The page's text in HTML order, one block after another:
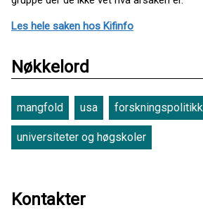
Les hele saken hos Kifinfo
Nøkkelord
mangfold usa forskningspolitikk
universiteter og høgskoler
Kontakter